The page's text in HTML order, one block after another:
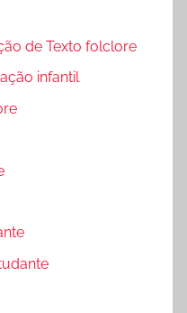
de Texto folclore
infantil